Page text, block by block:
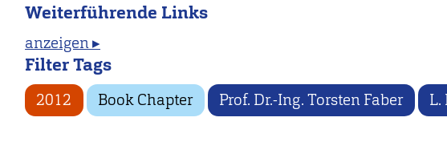
Weiterführende Links
anzeigen ▸
Filter Tags
2012 Book Chapter Prof. Dr.-Ing. Torsten Faber L.